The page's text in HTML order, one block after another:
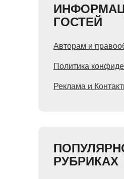
ГОСТЕЙ
Авторам и
Политика
Реклама и
РУБРИКАХ